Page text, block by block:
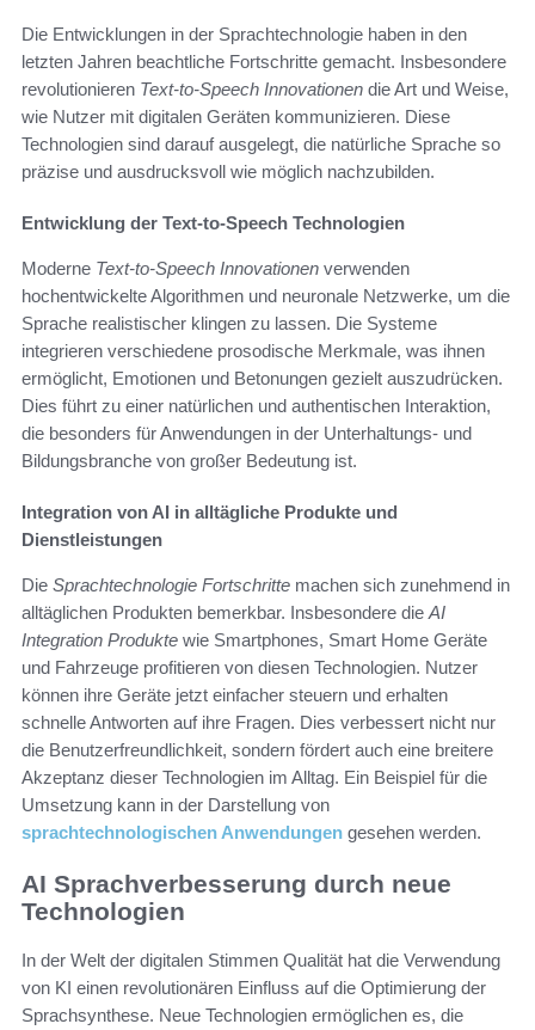
Die Entwicklungen in der Sprachtechnologie haben in den
letzten Jahren beachtliche Fortschritte gemacht. Insbesondere
revolutionieren Text-to-Speech Innovationen die Art und Weise,
wie Nutzer mit digitalen Geräten kommunizieren. Diese
Technologien sind darauf ausgelegt, die natürliche Sprache so
präzise und ausdrucksvoll wie möglich nachzubilden.
Entwicklung der Text-to-Speech Technologien
Moderne Text-to-Speech Innovationen verwenden
hochentwickelte Algorithmen und neuronale Netzwerke, um die
Sprache realistischer klingen zu lassen. Die Systeme
integrieren verschiedene prosodische Merkmale, was ihnen
ermöglicht, Emotionen und Betonungen gezielt auszudrücken.
Dies führt zu einer natürlichen und authentischen Interaktion,
die besonders für Anwendungen in der Unterhaltungs- und
Bildungsbranche von großer Bedeutung ist.
Integration von AI in alltägliche Produkte und
Dienstleistungen
Die Sprachtechnologie Fortschritte machen sich zunehmend in
alltäglichen Produkten bemerkbar. Insbesondere dieAI
Integration Produkte wie Smartphones, Smart Home Geräte
und Fahrzeuge profitieren von diesen Technologien. Nutzer
können ihre Geräte jetzt einfacher steuern und erhalten
schnelle Antworten auf ihre Fragen. Dies verbessert nicht nur
die Benutzerfreundlichkeit, sondern fördert auch eine breitere
Akzeptanz dieser Technologien im Alltag. Ein Beispiel für die
Umsetzung kann in der Darstellung von
sprachtechnologischen Anwendungen gesehen werden.
AI Sprachverbesserung durch neue
Technologien
In der Welt der digitalen Stimmen Qualität hat die Verwendung
von KI einen revolutionären Einfluss auf die Optimierung der
Sprachsynthese. Neue Technologien ermöglichen es, die